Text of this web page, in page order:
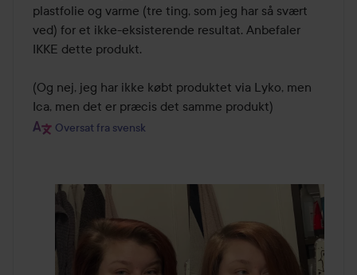
plastfolie og varme (tre ting, som jeg har så svært
ved) for et ikke-eksisterende resultat. Anbefaler
IKKE dette produkt.
(Og nej, jeg har ikke købt produktet via Lyko, men
Ica, men det er præcis det samme produkt)
Oversat fra svensk